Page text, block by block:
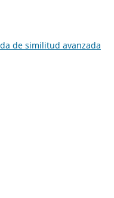
de similitud avanzada